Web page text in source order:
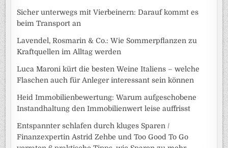
Sicher unterwegs mit Vierbeinern: Darauf kommt es
beim Transport an
Lavendel, Rosmarin & Co.: Wie Sommerpflanzen zu
Kraftquellen im Alltag werden
Luca Maroni kürt die besten Weine Italiens – welche
Flaschen auch für Anleger interessant sein können
Heid Immobilienbewertung: Warum aufgeschobene
Instandhaltung den Immobilienwert leise auffrisst
Entspannter schlafen durch kluges Sparen /
Finanzexpertin Astrid Zehbe und Too Good To Go